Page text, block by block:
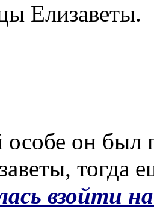
Елизаветы.
особе он был
тогда
взойти